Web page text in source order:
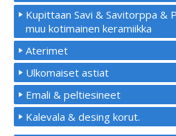
Kupittaan Savi & Savitorppa &
muu kotimainen keramiikka
Aterimet
Ulkomaiset astiat
Emali & peltiesineet
Kalevala & desing korut.